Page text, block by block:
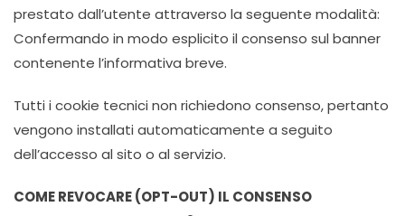
prestato dall’utente attraverso la seguente modalità:
Confermando in modo esplicito il consenso sul banner
contenente l’informativa breve.
Tutti i cookie tecnici non richiedono consenso, pertanto
vengono installati automaticamente a seguito
dell’accesso al sito o al servizio.
COME REVOCARE (OPT-OUT) IL CONSENSO